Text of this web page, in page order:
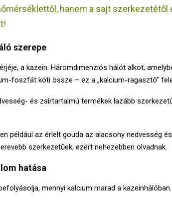
hanem a sajt
szerepe
a kazein. Háromdimenziós hálót alkot,
foszfát köti össze – ez a „kalcium-ragasztó”
és zsírtartalmú termékek lazább
például az érlelt gouda az alacsony nedvesség
szerkezetűek, ezért nehezebben olvadnak.
hatása
mennyi kalcium marad a kazeinhálóban.